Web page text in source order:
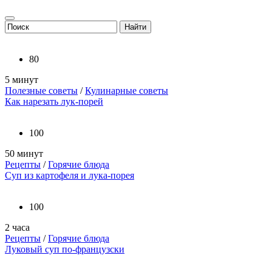
80
5 минут
Полезные советы /Кулинарные советы
Как нарезать лук-порей
100
50 минут
Рецепты /Горячие блюда
Суп из картофеля и лука-порея
100
2 часа
Рецепты /Горячие блюда
Луковый суп по-французски